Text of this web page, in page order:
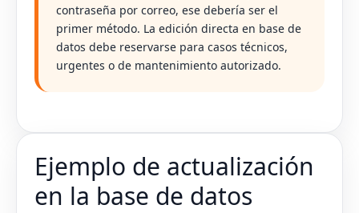
contraseña por correo, ese debería ser el
primer método. La edición directa en base de
datos debe reservarse para casos técnicos,
urgentes o de mantenimiento autorizado.
Ejemplo de actualización
en la base de datos